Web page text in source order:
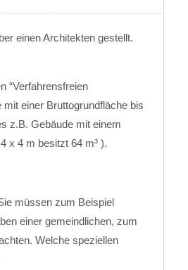
einen Architekten gestellt.
“Verfahrensfreien
einer Bruttogrundfläche bis
z.B. Gebäude mit einem
x 4 m besitzt 64 m³ ).
müssen zum Beispiel
einer gemeindlichen, zum
Welche speziellen